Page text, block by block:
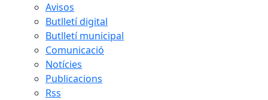
Avisos
Butlletí digital
Butlletí municipal
Comunicació
Notícies
Publicacions
Rss